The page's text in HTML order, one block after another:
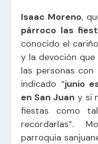
Isaac Moreno,
párroco las
conocido el
y la devoción
las personas
indicado “junio
en San Juan y si
fiestas como
recordarlas”.
parroquia